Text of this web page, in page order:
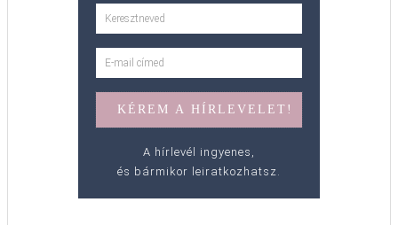
A hírlevél ingyenes,
és bármikor leiratkozhatsz.